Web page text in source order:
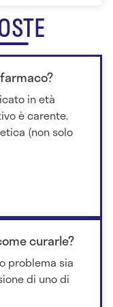
in età
è carente.
(non solo
curarle?
problema sia
di uno di